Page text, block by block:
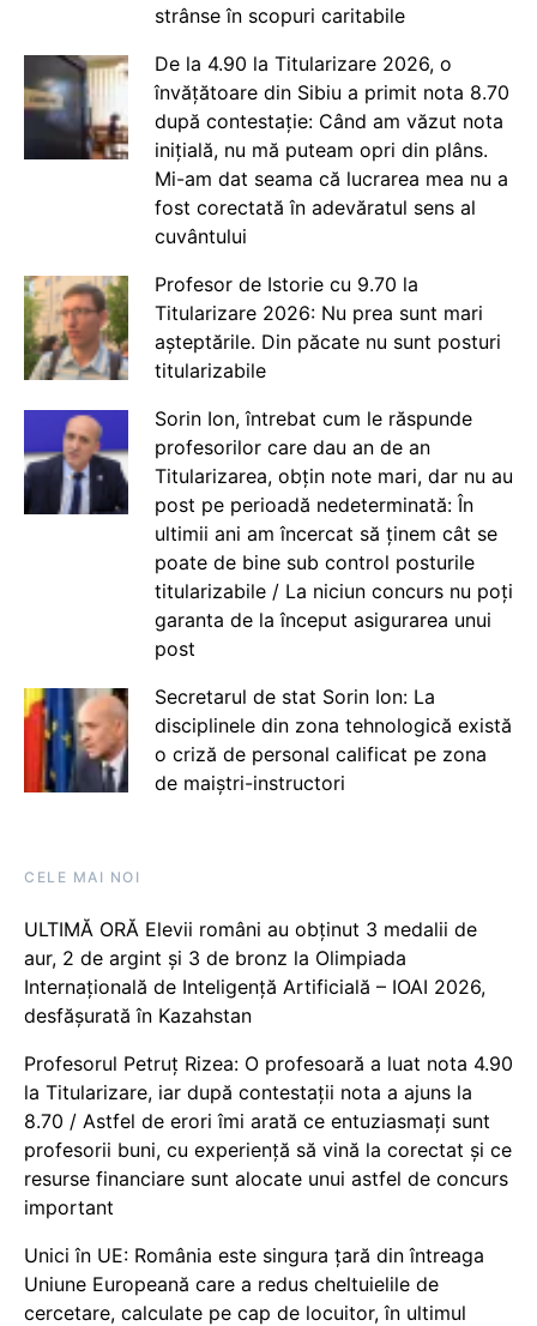
strânse în scopuri caritabile
De la 4.90 la Titularizare 2026, o
învățătoare din Sibiu a primit nota 8.70
după contestație: Când am văzut nota
inițială, nu mă puteam opri din plâns.
Mi-am dat seama că lucrarea mea nu a
fost corectată în adevăratul sens al
cuvântului
Profesor de Istorie cu 9.70 la
Titularizare 2026: Nu prea sunt mari
așteptările. Din păcate nu sunt posturi
titularizabile
Sorin Ion, întrebat cum le răspunde
profesorilor care dau an de an
Titularizarea, obțin note mari, dar nu au
post pe perioadă nedeterminată: În
ultimii ani am încercat să ținem cât se
poate de bine sub control posturile
titularizabile / La niciun concurs nu poți
garanta de la început asigurarea unui
post
Secretarul de stat Sorin Ion: La
disciplinele din zona tehnologică există
o criză de personal calificat pe zona
de maiștri-instructori
CELE MAI NOI
ULTIMĂ ORĂ Elevii români au obținut 3 medalii de
aur, 2 de argint și 3 de bronz la Olimpiada
Internațională de Inteligență Artificială – IOAI 2026,
desfășurată în Kazahstan
Profesorul Petruț Rizea: O profesoară a luat nota 4.90
la Titularizare, iar după contestații nota a ajuns la
8.70 / Astfel de erori îmi arată ce entuziasmați sunt
profesorii buni, cu experiență să vină la corectat și ce
resurse financiare sunt alocate unui astfel de concurs
important
Unici în UE: România este singura țară din întreaga
Uniune Europeană care a redus cheltuielile de
cercetare, calculate pe cap de locuitor, în ultimul